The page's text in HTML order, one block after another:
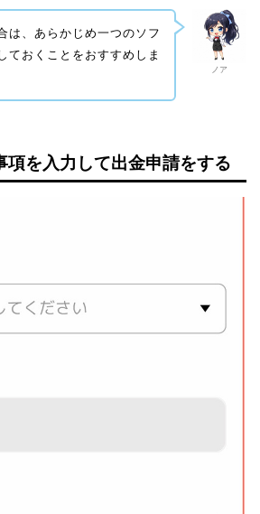
ノア
は、あらかじめ一つのソフ
ておくことをおすすめしま
項を入力して出金申請をする